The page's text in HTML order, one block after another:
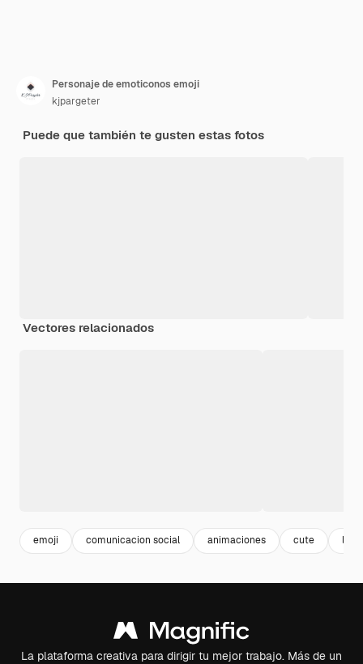
Personaje de emoticonos emoji
kjpargeter
Puede que también te gusten estas fotos
Vectores relacionados
emoji comunicacion social animaciones cute lol
La plataforma creativa para dirigir tu mejor trabajo. Más de un